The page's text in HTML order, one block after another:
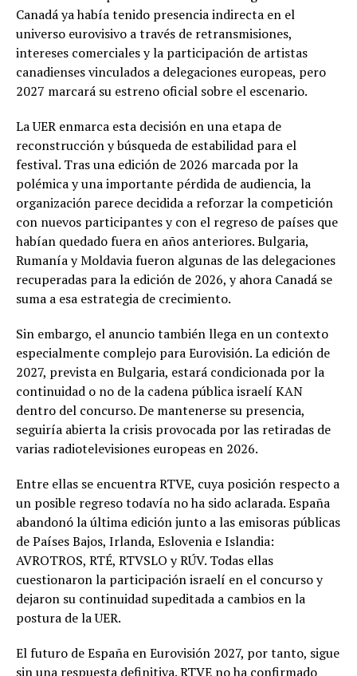
Canadá ya había tenido presencia indirecta en el
universo eurovisivo a través de retransmisiones,
intereses comerciales y la participación de artistas
canadienses vinculados a delegaciones europeas, pero
2027 marcará su estreno oficial sobre el escenario.
La UER enmarca esta decisión en una etapa de
reconstrucción y búsqueda de estabilidad para el
festival. Tras una edición de 2026 marcada por la
polémica y una importante pérdida de audiencia, la
organización parece decidida a reforzar la competición
con nuevos participantes y con el regreso de países que
habían quedado fuera en años anteriores. Bulgaria,
Rumanía y Moldavia fueron algunas de las delegaciones
recuperadas para la edición de 2026, y ahora Canadá se
suma a esa estrategia de crecimiento.
Sin embargo, el anuncio también llega en un contexto
especialmente complejo para Eurovisión. La edición de
2027, prevista en Bulgaria, estará condicionada por la
continuidad o no de la cadena pública israelí KAN
dentro del concurso. De mantenerse su presencia,
seguiría abierta la crisis provocada por las retiradas de
varias radiotelevisiones europeas en 2026.
Entre ellas se encuentra RTVE, cuya posición respecto a
un posible regreso todavía no ha sido aclarada. España
abandonó la última edición junto a las emisoras públicas
de Países Bajos, Irlanda, Eslovenia e Islandia:
AVROTROS, RTÉ, RTVSLO y RÚV. Todas ellas
cuestionaron la participación israelí en el concurso y
dejaron su continuidad supeditada a cambios en la
postura de la UER.
El futuro de España en Eurovisión 2027, por tanto, sigue
sin una respuesta definitiva. RTVE no ha confirmado